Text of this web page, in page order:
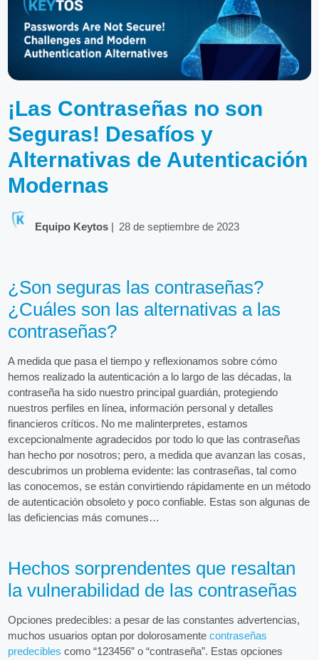
¡Las Contraseñas no son
Seguras! Desafíos y
Alternativas de Autenticación
Modernas
Equipo Keytos| 28 de septiembre de 2023
¿Son seguras las contraseñas?
¿Cuáles son las alternativas a las
contraseñas?
A medida que pasa el tiempo y reflexionamos sobre cómo
hemos realizado la autenticación a lo largo de las décadas, la
contraseña ha sido nuestro principal guardián, protegiendo
nuestros perfiles en línea, información personal y detalles
financieros críticos. No me malinterpretes, estamos
excepcionalmente agradecidos por todo lo que las contraseñas
han hecho por nosotros; pero, a medida que avanzan las cosas,
descubrimos un problema evidente: las contraseñas, tal como
las conocemos, se están convirtiendo rápidamente en un método
de autenticación obsoleto y poco confiable. Estas son algunas de
las deficiencias más comunes…
Hechos sorprendentes que resaltan
la vulnerabilidad de las contraseñas
Opciones predecibles: a pesar de las constantes advertencias,
muchos usuarios optan por dolorosamentecontraseñas
predecibles como “123456” o “contraseña”. Estas opciones